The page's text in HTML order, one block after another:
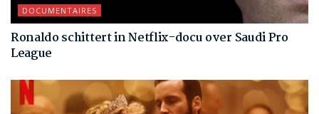
DOCUMENTAIRES
Ronaldo schittert in Netflix-docu over Saudi Pro
League